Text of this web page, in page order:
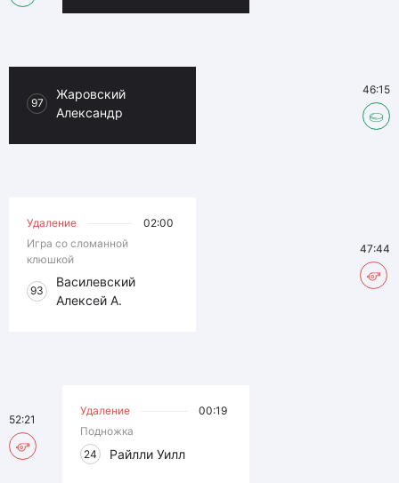
97
Жаровский
Александр
46:15
Удаление
02:00
Игра со сломанной
клюшкой
93
Василевский
Алексей А.
47:44
Удаление
00:19
Подножка
24
Райлли Уилл
52:21